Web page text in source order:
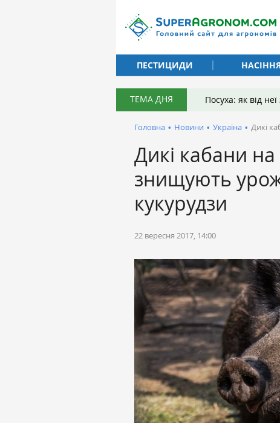
ПЕСТИЦИДИ
НАСІННЯ
ТЕМА ДНЯ Посуха: як від
Головна • Новини • Україна • Дикі
Дикі кабани
знищують
кукурудзи
22 вересня 2017, 14:00